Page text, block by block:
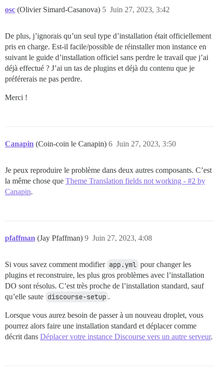
osc (Olivier Simard-Casanova) Juin 27, 2023, 3:42
5
De plus, j’ignorais qu’un seul type d’installation était officiellement
pris en charge. Est-il facile/possible de réinstaller mon instance en
suivant le guide d’installation officiel sans perdre le travail que j’ai
déjà effectué ? J’ai un tas de plugins et déjà du contenu que je
préférerais ne pas perdre.
Merci !
Canapin (Coin-coin le Canapin) Juin 27, 2023, 3:50
6
Je peux reproduire le problème dans deux autres composants. C’est
la même chose que Theme Translation fields not working - #2 by
Canapin.
pfaffman (Jay Pfaffman) Juin 27, 2023, 4:08
9
Si vous savez comment modifier app.yml pour changer les
plugins et reconstruire, les plus gros problèmes avec l’installation
DO sont résolus. C’est très proche de l’installation standard, sauf
qu’elle saute discourse-setup .
Lorsque vous aurez besoin de passer à un nouveau droplet, vous
pourrez alors faire une installation standard et déplacer comme
décrit dans Déplacer votre instance Discourse vers un autre serveur.